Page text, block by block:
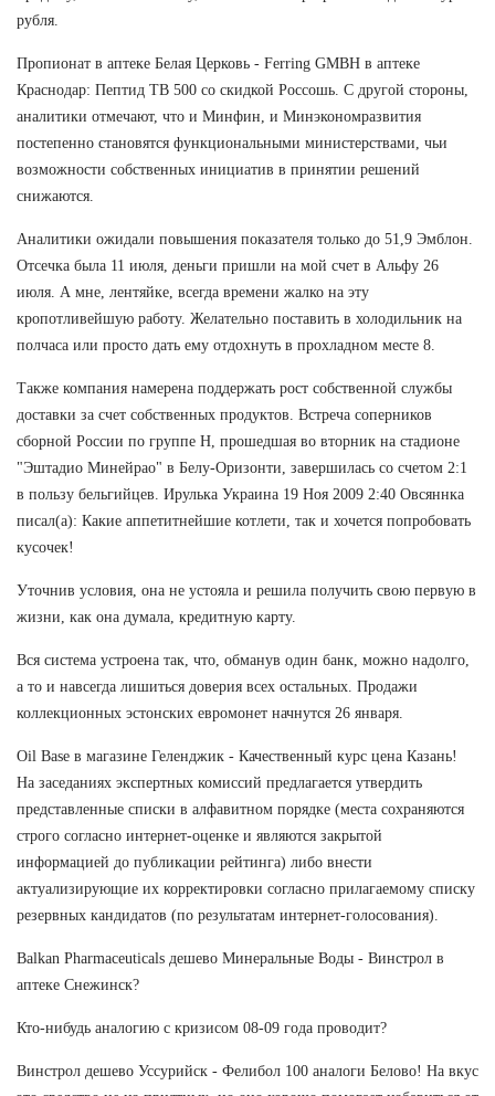
рубля.
Пропионат в аптеке Белая Церковь - Ferring GMBH в аптеке
Краснодар: Пептид TB 500 со скидкой Россошь. С другой стороны,
аналитики отмечают, что и Минфин, и Минэкономразвития
постепенно становятся функциональными министерствами, чьи
возможности собственных инициатив в принятии решений
снижаются.
Аналитики ожидали повышения показателя только до 51,9 Эмблон.
Отсечка была 11 июля, деньги пришли на мой счет в Альфу 26
июля. А мне, лентяйке, всегда времени жалко на эту
кропотливейшую работу. Желательно поставить в холодильник на
полчаса или просто дать ему отдохнуть в прохладном месте 8.
Также компания намерена поддержать рост собственной службы
доставки за счет собственных продуктов. Встреча соперников
сборной России по группе Н, прошедшая во вторник на стадионе
"Эштадио Минейрао" в Белу-Оризонти, завершилась со счетом 2:1
в пользу бельгийцев. Ирулька Украина 19 Ноя 2009 2:40 Овсяннка
писал(а): Какие аппетитнейшие котлети, так и хочется попробовать
кусочек!
Уточнив условия, она не устояла и решила получить свою первую в
жизни, как она думала, кредитную карту.
Вся система устроена так, что, обманув один банк, можно надолго,
а то и навсегда лишиться доверия всех остальных. Продажи
коллекционных эстонских евромонет начнутся 26 января.
Oil Base в магазине Геленджик - Качественный курс цена Казань!
На заседаниях экспертных комиссий предлагается утвердить
представленные списки в алфавитном порядке (места сохраняются
строго согласно интернет-оценке и являются закрытой
информацией до публикации рейтинга) либо внести
актуализирующие их корректировки согласно прилагаемому списку
резервных кандидатов (по результатам интернет-голосования).
Balkan Pharmaceuticals дешево Минеральные Воды - Винстрол в
аптеке Снежинск?
Кто-нибудь аналогию с кризисом 08-09 года проводит?
Винстрол дешево Уссурийск - Фелибол 100 аналоги Белово! На вкус